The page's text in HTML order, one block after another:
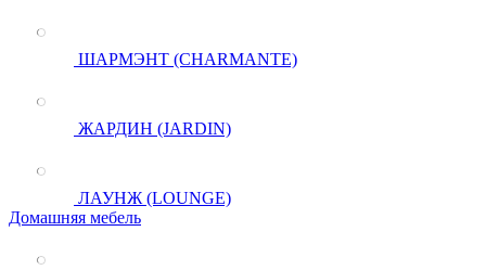
ШАРМЭНТ (CHARMANTE)
ЖАРДИН (JARDIN)
ЛАУНЖ (LOUNGE)
Домашняя мебель